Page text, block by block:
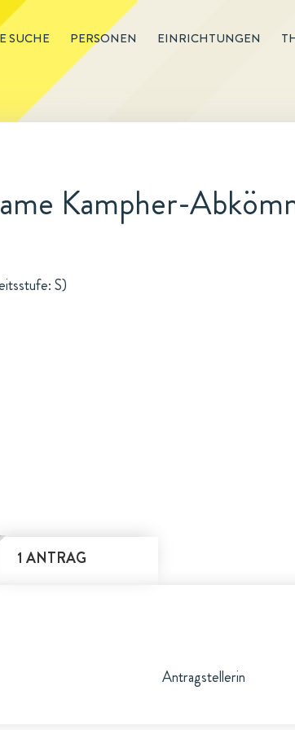
SUCHE PERSONEN EINRICHTUNGEN
Kampher-
S)
1 ANTRAG
Antragstellerin